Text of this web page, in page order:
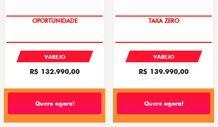
OPORTUNIDADE
VAREJO
R$ 132.990,00
Quero agora!
TAXA ZERO
VAREJO
R$ 139.990,00
Quero agora!